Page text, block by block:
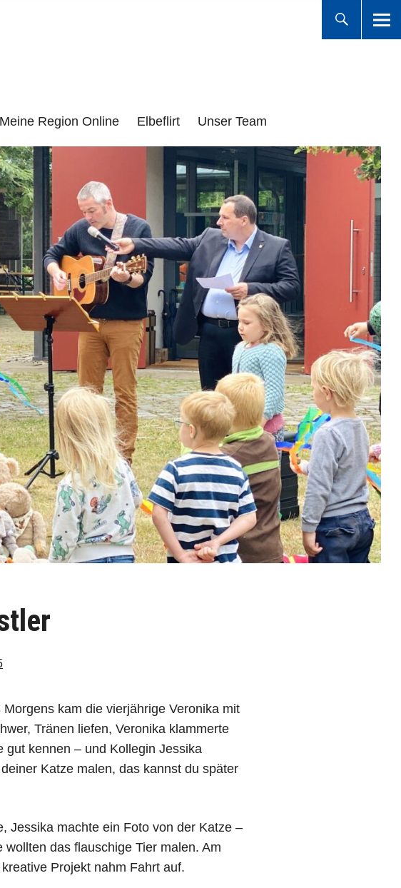
Meine Region Online Elbeflirt Unser Team
kam die vierjährige Veronika mit
Tränen liefen, Veronika klammerte
kennen – und Kollegin Jessika
Katze malen, das kannst du später
Jessika machte ein Foto von der Katze –
das flauschige Tier malen. Am
Projekt nahm Fahrt auf.